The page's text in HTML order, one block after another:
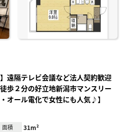
録
遠隔テレビ会議など法人契約歓迎
歩２分の好立地新潟市マンスリー
オール電化で女性にも人気♪】
面積 31m²